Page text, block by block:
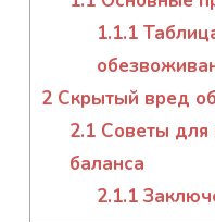
1.1.1
2 Скрытый вред
2.1Советы для
баланса
2.1.1